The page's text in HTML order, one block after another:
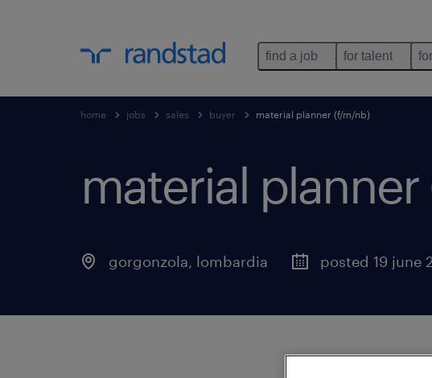
find a job for talent
home jobs sales buyer material planner (f/m/nb)
material
gorgonzola, lombardia posted 19 june